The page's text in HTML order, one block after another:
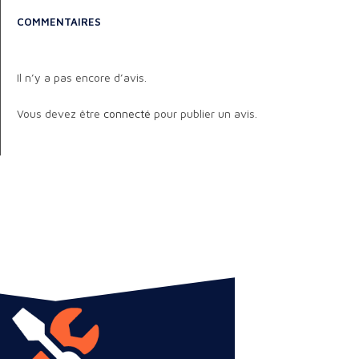
COMMENTAIRES
Il n’y a pas encore d’avis.
Vous devez être connecté pour publier un avis.